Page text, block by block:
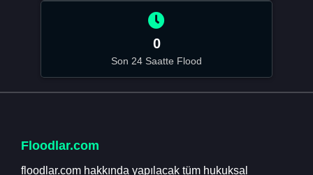
0
Son 24 Saatte Flood
Floodlar.com
floodlar.com hakkında yapılacak tüm hukuksal